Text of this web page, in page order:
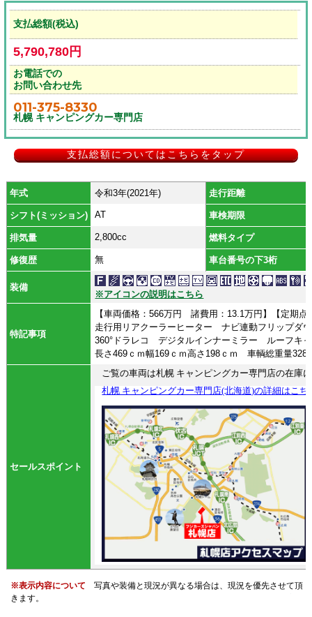
支払総額(税込)
5,790,780円
お電話での
お問い合わせ先
011-375-8330
札幌 キャンピングカー専門店
支払総額についてはこちらをタップ
年式 令和3年(2021年) 走行距離
シフト(ミッション) AT 車検期限
排気量 2,800cc 燃料タイプ
修復歴 無 車台番号の下3桁
装備
※アイコンの説明はこちら
特記事項
【車両価格：566万円 諸費用：13.1万円】【定期
走行用リアクーラーヒーター ナビ連動フリップ
360°ドラレコ デジタルインナーミラー ルーフ
長さ469ｃｍ幅169ｃｍ高さ198ｃｍ 車輌総重量
セールスポイント
ご覧の車両は札幌 キャンピングカー専門店の在庫
札幌 キャンピングカー専門店(北海道)の詳細はこち
※表示内容について
写真や装備と現況が異なる場合は、現況を優先させて頂
きます。